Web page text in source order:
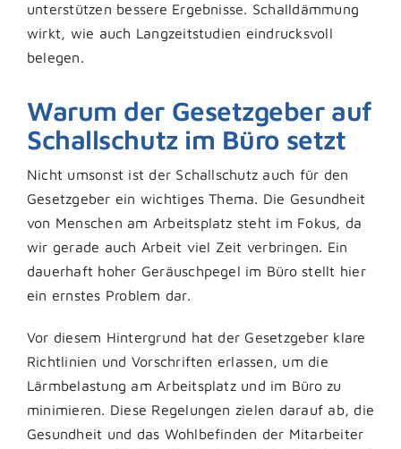
unterstützen bessere Ergebnisse. Schalldämmung
wirkt, wie auch Langzeitstudien eindrucksvoll
belegen.
Warum der Gesetzgeber auf
Schallschutz im Büro setzt
Nicht umsonst ist der Schallschutz auch für den
Gesetzgeber ein wichtiges Thema. Die Gesundheit
von Menschen am Arbeitsplatz steht im Fokus, da
wir gerade auch Arbeit viel Zeit verbringen. Ein
dauerhaft hoher Geräuschpegel im Büro stellt hier
ein ernstes Problem dar.
Vor diesem Hintergrund hat der Gesetzgeber klare
Richtlinien und Vorschriften erlassen, um die
Lärmbelastung am Arbeitsplatz und im Büro zu
minimieren. Diese Regelungen zielen darauf ab, die
Gesundheit und das Wohlbefinden der Mitarbeiter